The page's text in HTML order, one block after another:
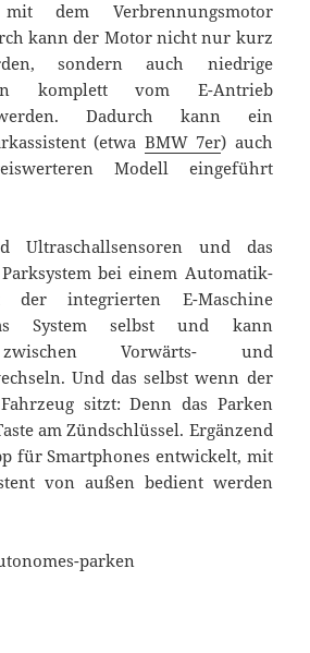
dem Verbrennungsmotor
kann der Motor nicht nur kurz
sondern auch niedrige
komplett vom E-Antrieb
Dadurch kann ein
(etwa BMW 7er) auch
Modell eingeführt
Ultraschallsensoren und das
bei einem Automatik-
der integrierten E-Maschine
System selbst und kann
zwischen Vorwärts- und
Und das selbst wenn der
sitzt: Denn das Parken
am Zündschlüssel. Ergänzend
für Smartphones entwickelt, mit
von außen bedient werden